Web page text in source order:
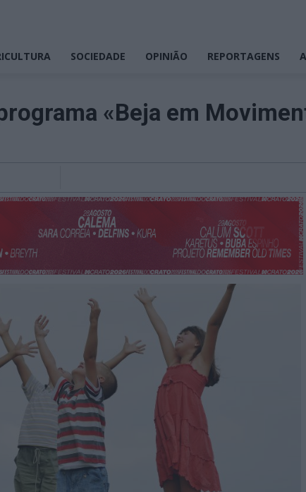
SOCIEDADE OPINIÃO REPORTAGENS
«Beja em